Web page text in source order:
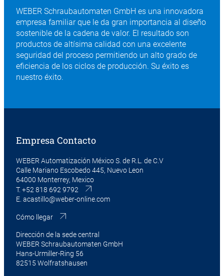
WEBER Schraubautomaten GmbH es una innovadora
empresa familiar que le da gran importancia al diseño
sostenible de la cadena de valor. El resultado son
productos de altísima calidad con una excelente
seguridad del proceso permitiendo un alto grado de
eficiencia de los ciclos de producción. Su éxito es
nuestro éxito.
Empresa Contacto
WEBER Automatización México S. de R.L. de C.V
Calle Mariano Escobedo 445, Nuevo Leon
64000 Monterrey, Mexico
T. +52 818 692 9792
E. acastillo@weber-online.com
Cómo llegar
Dirección de la sede central
WEBER Schraubautomaten GmbH
Hans-Urmiller-Ring 56
82515 Wolfratshausen